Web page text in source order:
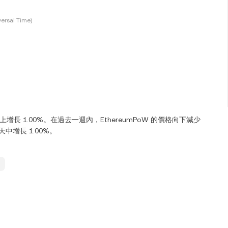
Time)
增長 1.00%。在過去一週內，EthereumPoW 的價格向下減少
增長 1.00%。